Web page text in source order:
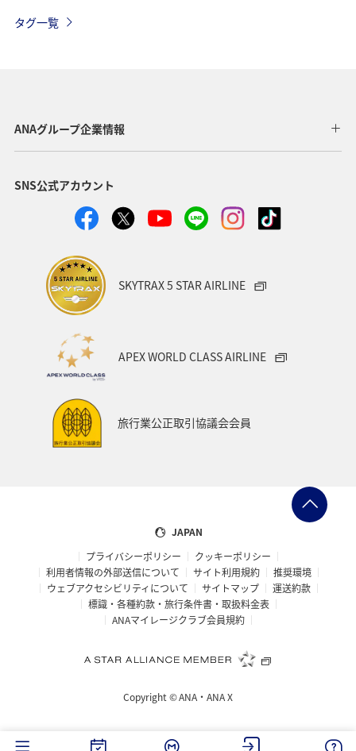
ワーケーション 知床 鹿児島県
日本の歴史・文化・芸術
シドニー 広島県 春
ロウニンアジ（GT）
岩手県 秋田県
タグ一覧
ANAグループ企業情報
SNS公式アカウント
SKYTRAX 5 STAR AIRLINE
APEX WORLD CLASS AIRLINE
旅行業公正取引協議会会員
JAPAN
プライバシーポリシー
クッキーポリシー
利用者情報の外部送信について
サイト利用規約
推奨環境
ウェブアクセシビリティについて
サイトマップ
運送約款
標識・各種約款・旅行条件書・取扱料金表
ANAマイレージクラブ会員規約
Copyright ©ANA・ANA X